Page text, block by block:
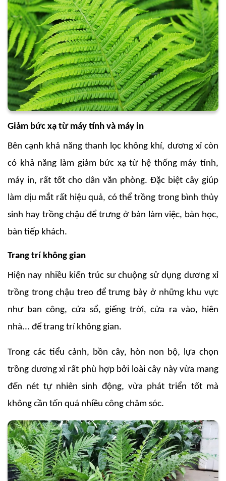
Giảm bức xạ từ máy tính và máy in
Bên cạnh khả năng thanh lọc không khí, dương xỉ còn
có khả năng làm giảm bức xạ từ hệ thống máy tính,
máy in, rất tốt cho dân văn phòng. Đặc biệt cây giúp
làm dịu mắt rất hiệu quả, có thể trồng trong bình thủy
sinh hay trồng chậu để trưng ở bàn làm việc, bàn học,
bàn tiếp khách.
Trang trí không gian
Hiện nay nhiều kiến trúc sư chuộng sử dụng dương xỉ
trồng trong chậu treo để trưng bày ở những khu vực
như ban công, cửa sổ, giếng trời, cửa ra vào, hiên
nhà... để trang trí không gian.
Trong các tiểu cảnh, bồn cây, hòn non bộ, lựa chọn
trồng dương xỉ rất phù hợp bởi loài cây này vừa mang
đến nét tự nhiên sinh động, vừa phát triển tốt mà
không cần tốn quá nhiều công chăm sóc.